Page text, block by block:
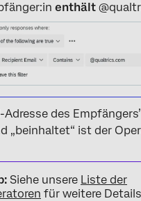
enthält
Adresse des
„beinhaltet“ ist der
Siehe unsere Liste der
für weitere